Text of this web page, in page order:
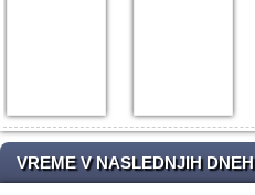
VREME V NASLEDNJIH DNEH